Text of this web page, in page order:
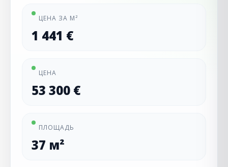
ЦЕНА ЗА М²
1 441 €
ЦЕНА
53 300 €
ПЛОЩАДЬ
37 м²